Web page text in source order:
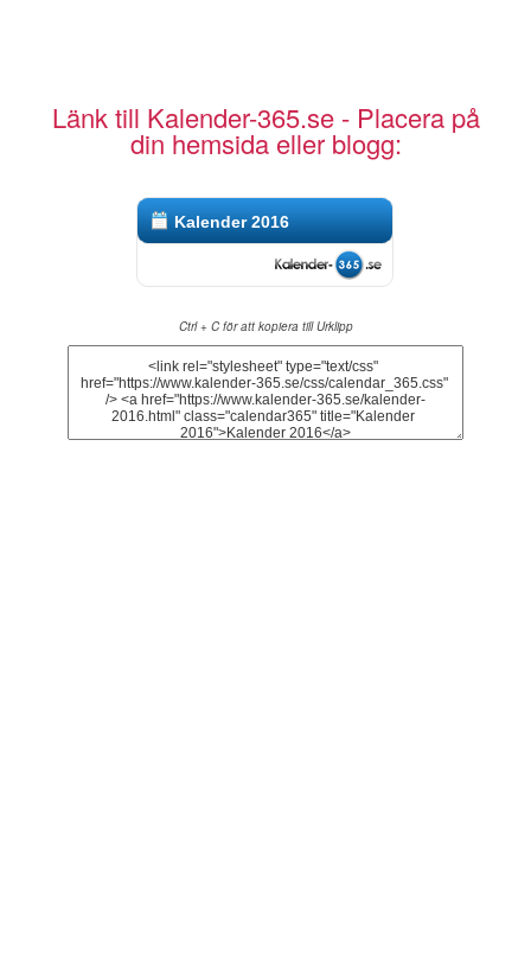
Länk till Kalender-365.se - Placera på
din hemsida eller blogg:
Kalender 2016
Ctrl + C för att kopiera till Urklipp